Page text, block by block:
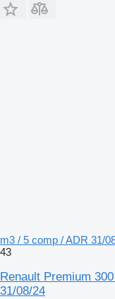
m3 / 5 comp / ADR 31/
43
Renault Premium
31/08/24